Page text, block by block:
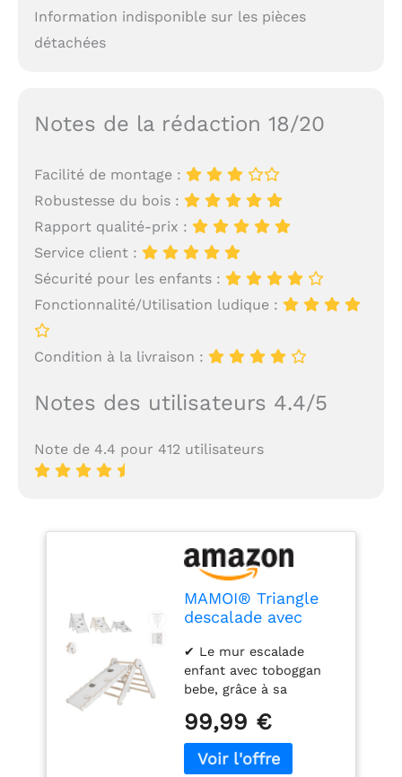
Information indisponible sur les pièces
détachées
Notes de la rédaction 18/20
Facilité de montage :
Robustesse du bois :
Rapport qualité-prix :
Service client :
Sécurité pour les enfants :
Fonctionnalité/Utilisation ludique :
Condition à la livraison :
Notes des utilisateurs 4.4/5
Note de 4.4 pour 412 utilisateurs
MAMOI® Triangle
descalade avec
pour Enfant, Mur
Escalade intérieur
en Bois pour Bebe
à partir de 1/2/3 an,
Motricité Libre
Montessori
✔ Le mur escalade
enfant avec toboggan
bebe, grâce à sa
maintiendra un poids
allant jusqu'à 50 kg. Les
éléments du triangle
99,99 €